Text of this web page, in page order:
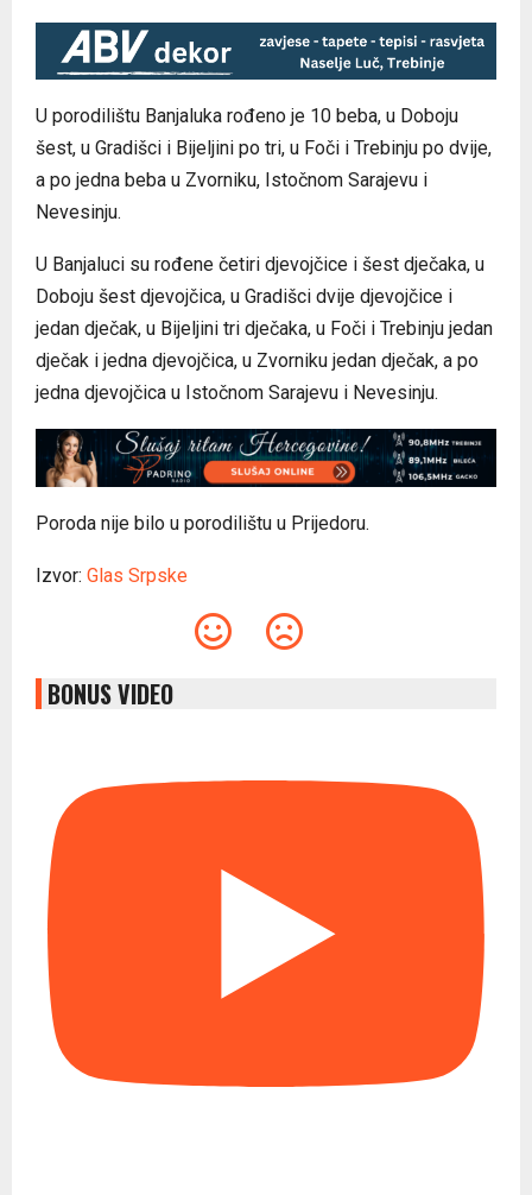
U porodilištu Banjaluka rođeno je 10 beba, u Doboju
šest, u Gradišci i Bijeljini po tri, u Foči i Trebinju po dvije,
a po jedna beba u Zvorniku, Istočnom Sarajevu i
Nevesinju.
U Banjaluci su rođene četiri djevojčice i šest dječaka, u
Doboju šest djevojčica, u Gradišci dvije djevojčice i
jedan dječak, u Bijeljini tri dječaka, u Foči i Trebinju jedan
dječak i jedna djevojčica, u Zvorniku jedan dječak, a po
jedna djevojčica u Istočnom Sarajevu i Nevesinju.
Poroda nije bilo u porodilištu u Prijedoru.
Izvor: Glas Srpske
BONUS VIDEO